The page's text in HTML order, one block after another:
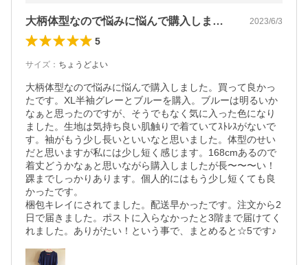
大柄体型なので悩みに悩んで購入しました… 2023/6/3
5
サイズ ： ちょうどよい
大柄体型なので悩みに悩んで購入しました。買って良かっ
たです。XL半袖グレーとブルーを購入。ブルーは明るいか
なぁと思ったのですが、そうでもなく気に入った色になり
ました。生地は気持ち良い肌触りで着ていてｽﾄﾚｽがないで
す。袖がもう少し長いといいなと思いました。体型のせい
だと思いますが私には少し短く感じます。168cmあるので
着丈どうかなぁと思いながら購入しましたが長〜〜〜い！
踝までしっかりあります。個人的にはもう少し短くても良
かったです。
梱包キレイにされてました。配送早かったです。注文から2
日で届きました。ポストに入らなかったと3階まで届けてく
れました。ありがたい！という事で、まとめると☆5です♪